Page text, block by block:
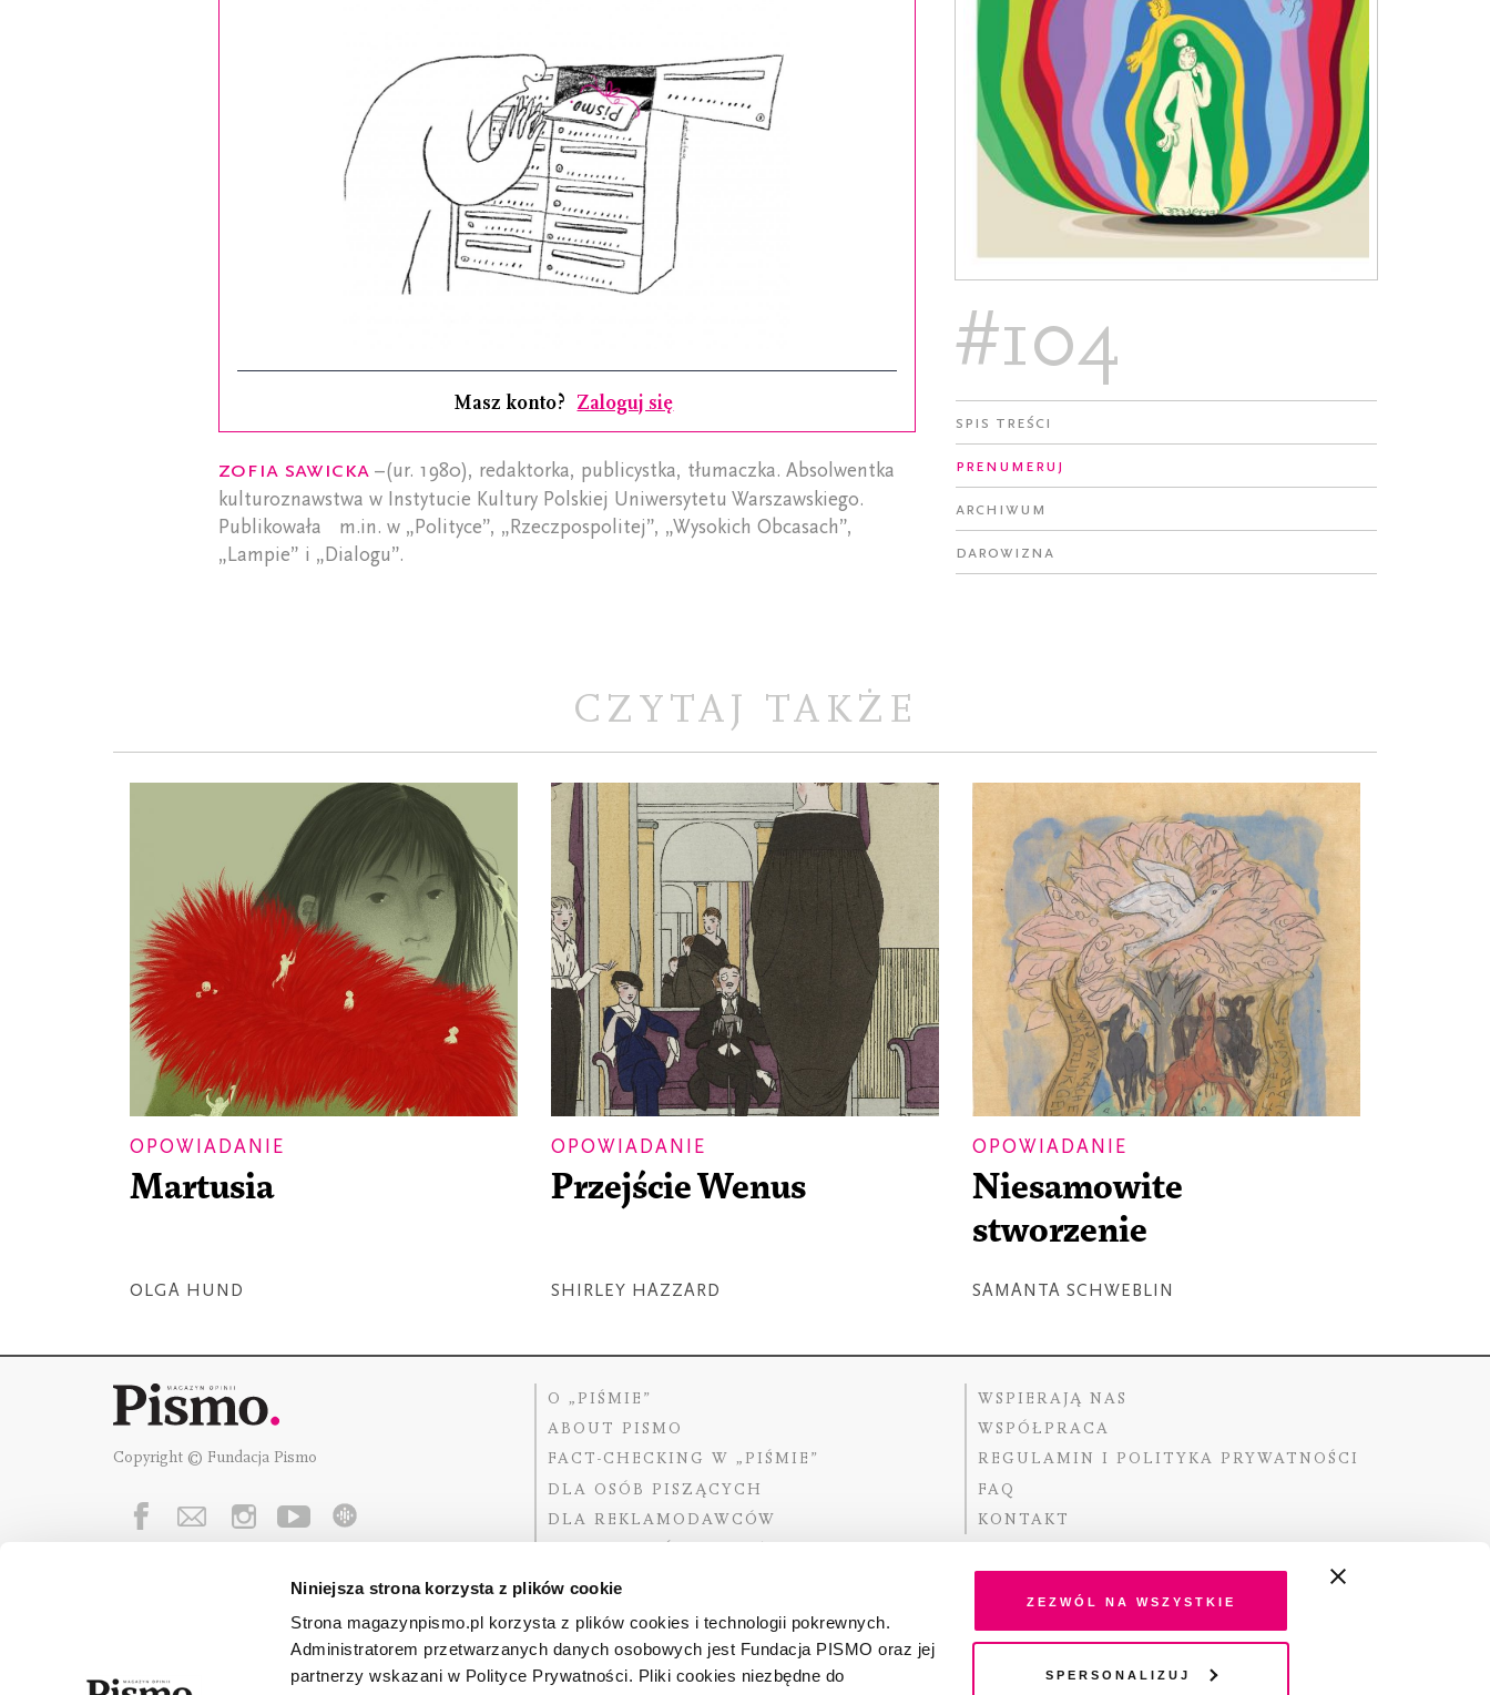
Niniejsza strona korzysta z plików cookie
Strona magazynpismo.pl korzysta z plików cookies i technologii pokrewnych.
Administratorem przetwarzanych danych osobowych jest Fundacja PISMO oraz jej
partnerzy wskazani w Polityce Prywatności. Pliki cookies niezbędne do
Zezwól na wszystkie
Spersonalizuj
Masz konto? Zaloguj się
Zofia Sawicka–(ur. 1980), redaktorka, publicystka, tłumaczka. Absolwentka
kulturoznawstwa w Instytucie Kultury Polskiej Uniwersytetu Warszawskiego.
Publikowała m.in. w „Polityce”, „Rzeczpospolitej”, „Wysokich Obcasach”,
„Lampie” i „Dialogu”.
#104
Spis treści
Prenumeruj
Archiwum
Darowizna
CZYTAJ TAKŻE
OPOWIADANIE
Martusia
OLGA HUND
OPOWIADANIE
Przejście Wenus
SHIRLEY HAZZARD
OPOWIADANIE
Niesamowite
stworzenie
SAMANTA SCHWEBLIN
Copyright © Fundacja Pismo
O „PIŚMIE”
ABOUT PISMO
FACT-CHECKING W „PIŚMIE”
DLA OSÓB PISZĄCYCH
DLA REKLAMODAWCÓW
WSPIERAJĄ NAS
WSPÓŁPRACA
REGULAMIN I POLITYKA PRYWATNOŚCI
FAQ
KONTAKT
Fundację Pismowspierają:
Dofinansowano ze środków Ministra Kultury i Dziedzictwa
Narodowego pochodzących z Funduszu Promocji Kultury –